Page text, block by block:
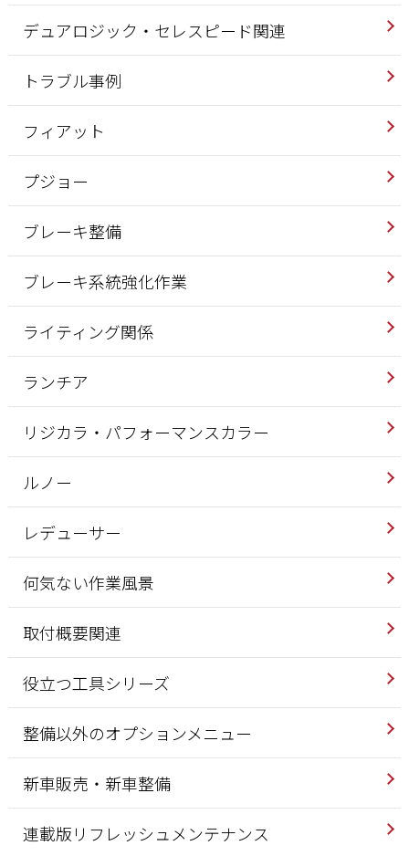
デュアロジック・セレスピード関連
トラブル事例
フィアット
プジョー
ブレーキ整備
ブレーキ系統強化作業
ライティング関係
ランチア
リジカラ・パフォーマンスカラー
ルノー
レデューサー
何気ない作業風景
取付概要関連
役立つ工具シリーズ
整備以外のオプションメニュー
新車販売・新車整備
連載版リフレッシュメンテナンス